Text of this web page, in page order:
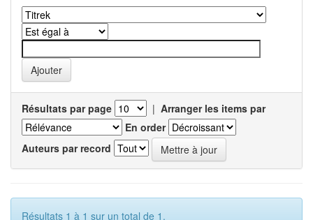
Résultats par page | Arranger les items par
En order
Auteurs par record
Résultats 1 à 1 sur un total de 1.